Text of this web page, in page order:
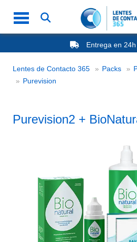
Entrega en
-20% Gafas de
Nº1 en Opinión de
Lentes de Contacto 365 Packs
Purevision
Purevision2 +